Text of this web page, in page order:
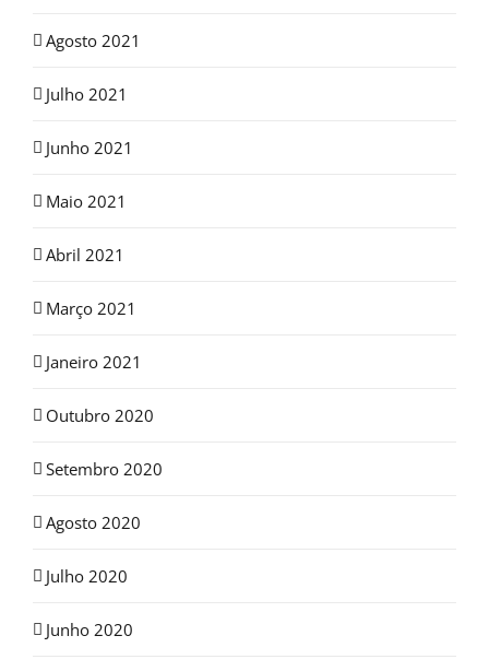
Agosto 2021
Julho 2021
Junho 2021
Maio 2021
Abril 2021
Março 2021
Janeiro 2021
Outubro 2020
Setembro 2020
Agosto 2020
Julho 2020
Junho 2020